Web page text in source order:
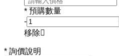
* 預購數量
-
移除
* 詢價說明